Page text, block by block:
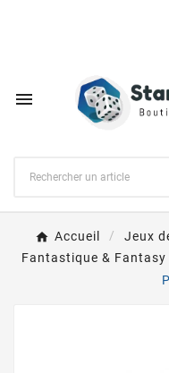

Accueil Jeux
Fantastique & Fantasy